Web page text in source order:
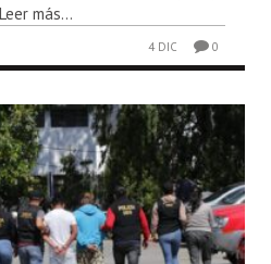
más...
4 DIC 0